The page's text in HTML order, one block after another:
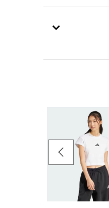
Price Reduced From